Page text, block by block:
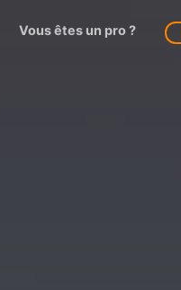
Vous êtes un pro ?